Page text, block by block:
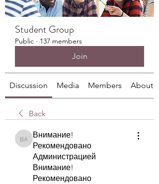
Student Group
Public · 137 members
Join
Discussion Media Members About
Back
Внимание! Рекомендовано Администрацией
Внимание!
Рекомендовано
Администрацией
Внимание!
Рекомендовано